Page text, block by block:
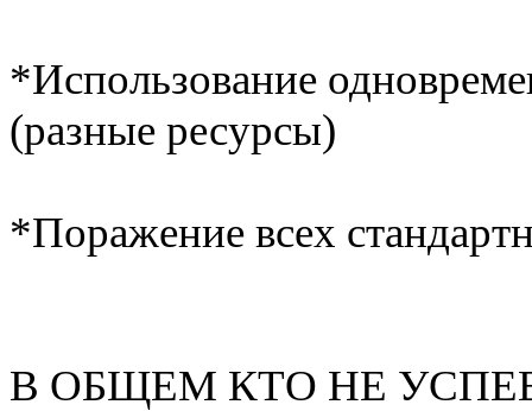
*Использование
(разные ресурсы)
*Поражение всех
В ОБЩЕМ КТО НЕ